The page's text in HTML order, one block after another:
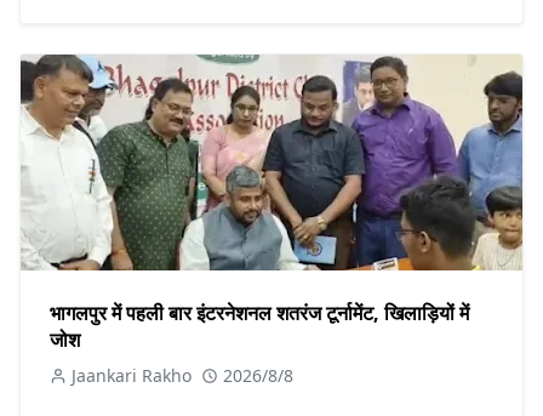
भागलपुर में पहली बार इंटरनेशनल शतरंज टूर्नामेंट, खिलाड़ियों में
जोश
Jaankari Rakho 2026/8/8